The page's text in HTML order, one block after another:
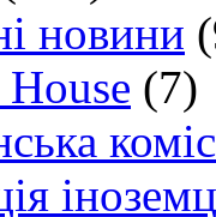
новини
(7)